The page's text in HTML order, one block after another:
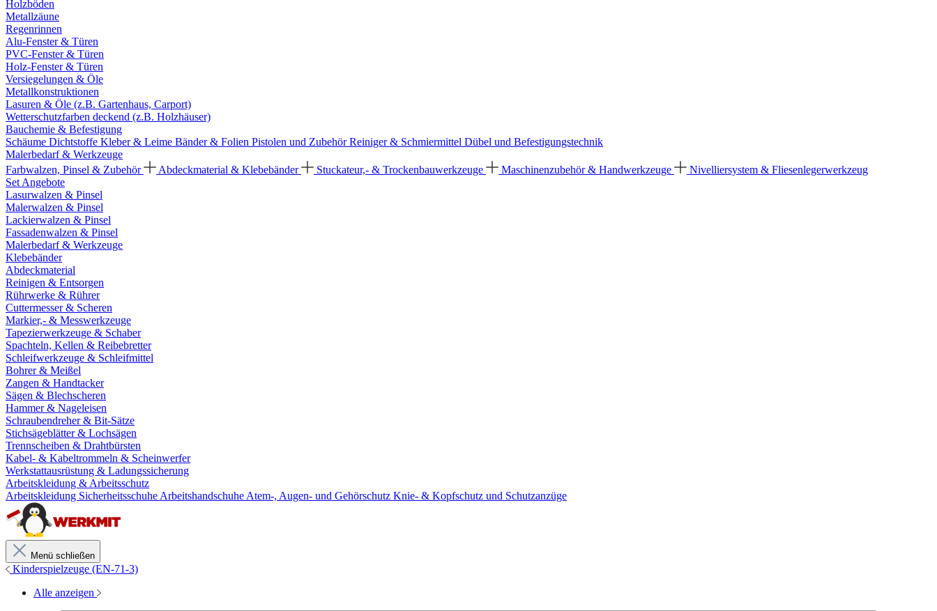
Holzböden
Metallzäune
Regenrinnen
Alu-Fenster & Türen
PVC-Fenster & Türen
Holz-Fenster & Türen
Versiegelungen & Öle
Metallkonstruktionen
Lasuren & Öle (z.B. Gartenhaus, Carport)
Wetterschutzfarben deckend (z.B. Holzhäuser)
Bauchemie & Befestigung
Schäume Dichtstoffe Kleber & Leime Bänder & Folien Pistolen und ZubehörReiniger & Schmiermittel Dübel und Befestigungstechnik
Malerbedarf & Werkzeuge
Farbwalzen, Pinsel & Zubehör
Abdeckmaterial & Klebebänder Stuckateur,- & Trockenbauwerkzeuge Maschinenzubehör & Handwerkzeuge
Nivelliersystem & Fliesenlegerwerkzeug
Set Angebote
Lasurwalzen & Pinsel
Malerwalzen & Pinsel
Lackierwalzen & Pinsel
Fassadenwalzen & Pinsel
Malerbedarf & Werkzeuge
Klebebänder
Abdeckmaterial
Reinigen & Entsorgen
Rührwerke & Rührer
Cuttermesser & Scheren
Markier,- & Messwerkzeuge
Tapezierwerkzeuge & Schaber
Spachteln, Kellen & Reibebretter
Schleifwerkzeuge & Schleifmittel
Bohrer & Meißel
Zangen & Handtacker
Sägen & Blechscheren
Hammer & Nageleisen
Schraubendreher & Bit-Sätze
Stichsägeblätter & Lochsägen
Trennscheiben & Drahtbürsten
Kabel- & Kabeltrommeln & Scheinwerfer
Werkstattausrüstung & Ladungssicherung
Arbeitskleidung & Arbeitsschutz
Arbeitskleidung Sicherheitsschuhe Arbeitshandschuhe Atem-, Augen- und Gehörschutz Knie- & Kopfschutz und Schutzanzüge
Menü schließen
Kinderspielzeuge (EN-71-3)
Alle anzeigen